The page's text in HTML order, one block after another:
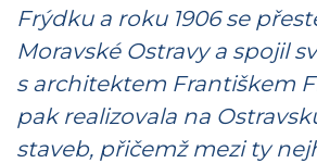
Frýdku a roku 1906 se
Moravské Ostravy a spojil
s architektem Františkem
pak realizovala na
staveb, přičemž mezi ty